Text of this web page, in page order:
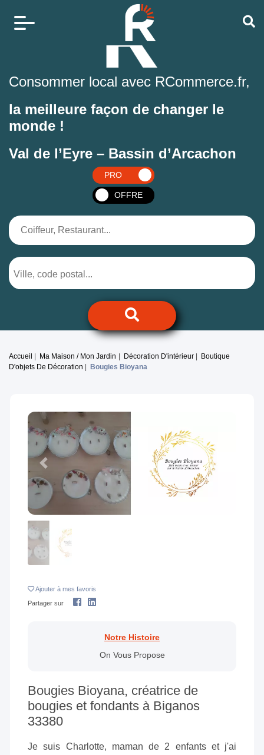
Consommer local avec RCommerce.fr,
la meilleure façon de changer le
monde !
Val de l’Eyre – Bassin d’Arcachon
PRO
OFFRE
Accueil Ma Maison / Mon Jardin Décoration D'intérieur
Boutique
D'objets De Décoration
Bougies Bioyana
Previous
Ajouter à mes favoris
Partager sur
Notre Histoire
On Vous Propose
Bougies Bioyana, créatrice de
bougies et fondants à Biganos
33380
Je suis Charlotte, maman de 2 enfants et j'ai